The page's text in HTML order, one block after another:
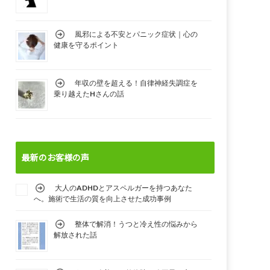
風邪による不安とパニック症状｜心の
健康を守るポイント
年収の壁を超える！自律神経失調症を
乗り越えたHさんの話
最新のお客様の声
大人のADHDとアスペルガーを持つあなた
へ。施術で生活の質を向上させた成功事例
整体で解消！うつと冷え性の悩みから
解放された話